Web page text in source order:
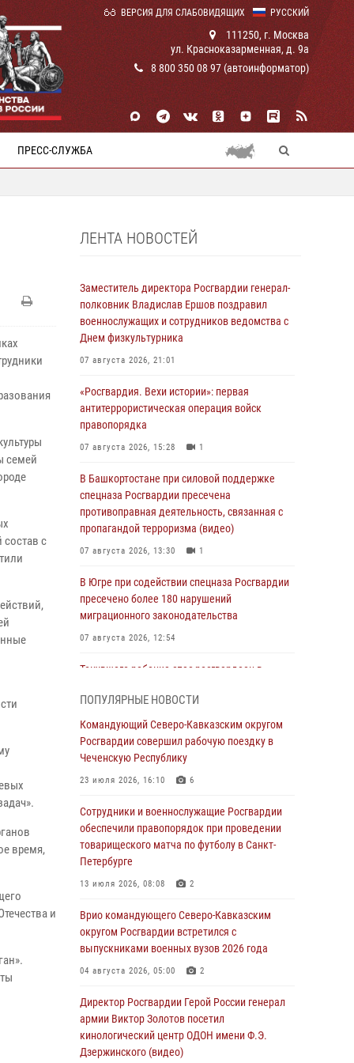
РУССКИЙ
ВЕРСИЯ ДЛЯ СЛАБОВИДЯЩИХ
111250, г. Москва
ул. Красноказарменная, д. 9а
8 800 350 08 97 (автоинформатор)
ПРЕСС-СЛУЖБА
семей
с
время,
и
ЛЕНТА НОВОСТЕЙ
Заместитель директора Росгвардии генерал-
полковник Владислав Ершов поздравил
военнослужащих и сотрудников ведомства с
Днем физкультурника
07 августа 2026, 21:01
«Росгвардия. Вехи истории»: первая
антитеррористическая операция войск
правопорядка
07 августа 2026, 15:28 1
В Башкортостане при силовой поддержке
спецназа Росгвардии пресечена
противоправная деятельность, связанная с
пропагандой терроризма (видео)
07 августа 2026, 13:30 1
В Югре при содействии спецназа Росгвардии
пресечено более 180 нарушений
миграционного законодательства
07 августа 2026, 12:54
Тонувшего ребенка спас росгвардеец в
Юные гости из летних лагерей посетили
кинологический центр Росгвардии (видео)
07 августа 2026, 12:20
Ветеран войск правопорядка генерал-майор
Иван Пияшев – герой выпуска «Легенды
армии с Александром Маршалом»
07 августа 2026, 12:00
округу Росгвардии и ветераны военной
контрразведки почтили память Николая
Кузнецова
07 августа 2026, 12:00 4
Росгвардейцы пресекли попытку руферов
подняться на крышу Смольного собора в
Санкт-Петербурге (видео)
07 августа 2026, 11:34
ПОПУЛЯРНЫЕ НОВОСТИ
Командующий Северо-Кавказским округом
Росгвардии совершил рабочую поездку в
Чеченскую Республику
23 июля 2026, 16:10 6
Сотрудники и военнослужащие Росгвардии
обеспечили правопорядок при проведении
товарищеского матча по футболу в Санкт-
Петербурге
13 июля 2026, 08:08 2
Врио командующего Северо-Кавказским
округом Росгвардии встретился с
выпускниками военных вузов 2026 года
04 августа 2026, 05:00 2
Директор Росгвардии Герой России генерал
армии Виктор Золотов посетил
кинологический центр ОДОН имени Ф.Э.
Дзержинского (видео)